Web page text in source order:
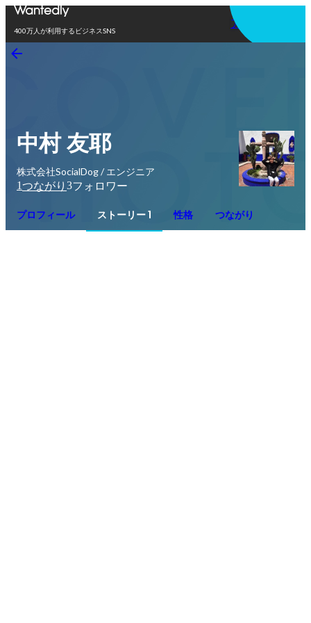
400万人が利用するビジネスSNS
アプリを使う
中村 友耶
株式会社SocialDog / エンジニア
1つながり 3フォロワー
プロフィール ストーリー 1 性格 つながり